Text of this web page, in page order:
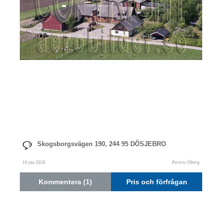
Skogsborgsvägen 190, 244 95 DÖSJEBRO
10 jun 2026 Pereric Öberg
Kommentera (1) Pris och förfrågan